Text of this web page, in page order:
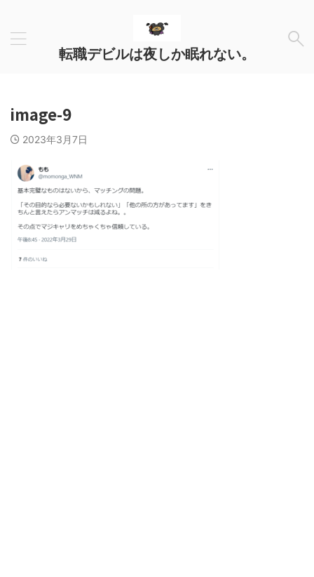
転職デビルは夜しか眠れない。
image-9
2023年3月7日